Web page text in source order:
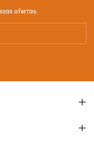
ofertas.